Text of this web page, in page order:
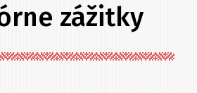
zážitky